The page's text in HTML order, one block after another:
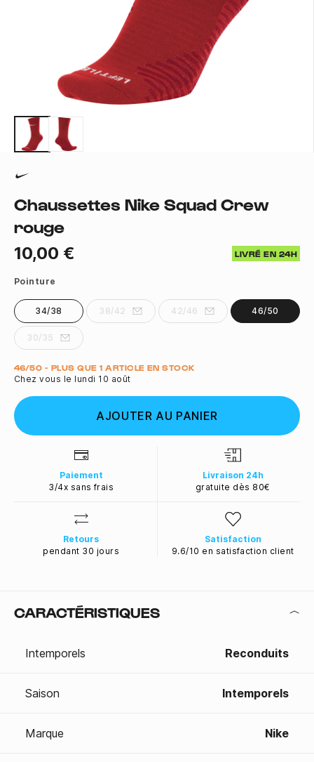
Chaussettes Nike Squad Crew
rouge
10,00 € LIVRÉ EN 24H
Pointure
34/38 38/42 42/46 46/50
30/35
Quantité
46/50 - PLUS QUE 1 ARTICLE EN STOCK
Chez vous le lundi 10 août
AJOUTER AU PANIER
Paiement
3/4x sans frais
Livraison 24h
gratuite dès 80€
Retours
pendant 30 jours
Satisfaction
9.6/10 en satisfaction client
CARACTÉRISTIQUES
Intemporels Reconduits
Saison Intemporels
Marque Nike